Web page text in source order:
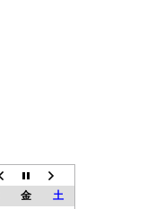
金
土